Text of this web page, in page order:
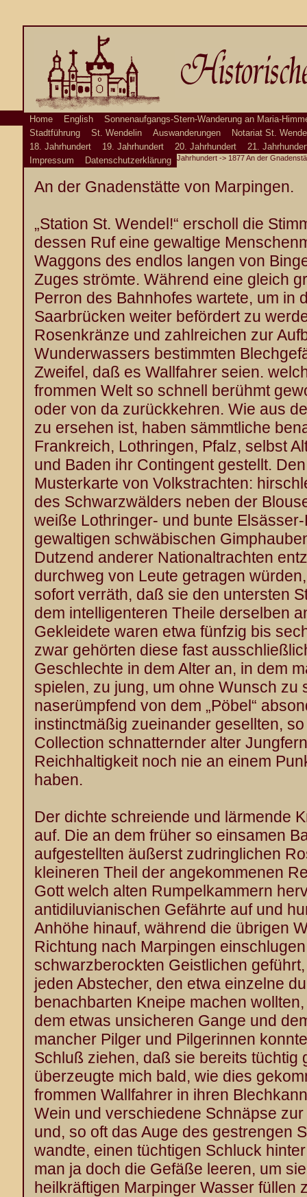
Home English
Sonnenaufgangs-Stern-Wanderung an Maria-
Stadtführung
St. Wendelin Auswanderungen
Notariat St.
18. Jahrhundert
19. Jahrhundert 20. Jahrhundert
21.
Impressum
Datenschutzerklärung Jahrhundert -> 1877 An der
An der Gnadenstätte von Marpingen.
„Station St. Wendel!“ erscholl die
dessen Ruf eine gewaltige
Waggons des endlos langen von
Zuges strömte. Während eine gleich
Perron des Bahnhofes wartete, um in
Saarbrücken weiter befördert zu
Rosenkränze und zahlreichen zur
Wunderwassers bestimmten
Zweifel, daß es Wallfahrer seien.
frommen Welt so schnell berühmt
oder von da zurückkehren. Wie aus
zu ersehen ist, haben sämmtliche
Frankreich, Lothringen, Pfalz, selbst
und Baden ihr Contingent gestellt.
Musterkarte von Volkstrachten:
des Schwarzwälders neben der
weiße Lothringer- und bunte
gewaltigen schwäbischen
Dutzend anderer Nationaltrachten
durchweg von Leute getragen
sofort verräth, daß sie den untersten
dem intelligenteren Theile derselben
Gekleidete waren etwa fünfzig bis
zwar gehörten diese fast
Geschlechte in dem Alter an, in dem
spielen, zu jung, um ohne Wunsch zu
naserümpfend von dem „Pöbel“
instinctmäßig zueinander gesellten,
Collection schnatternder alter
Reichhaltigkeit noch nie an einem
haben.
Der dichte schreiende und lärmende
auf. Die an dem früher so einsamen
aufgestellten äußerst zudringlichen
kleineren Theil der angekommenen
Gott welch alten Rumpelkammern
antidiluvianischen Gefährte auf und
Anhöhe hinauf, während die übrigen
Richtung nach Marpingen
schwarzberockten Geistlichen
jeden Abstecher, den etwa einzelne
benachbarten Kneipe machen
dem etwas unsicheren Gange und
mancher Pilger und Pilgerinnen
Schluß ziehen, daß sie bereits tüchtig
überzeugte mich bald, wie dies
frommen Wallfahrer in ihren
Wein und verschiedene Schnäpse
und, so oft das Auge des gestrengen
wandte, einen tüchtigen Schluck
man ja doch die Gefäße leeren, um
heilkräftigen Marpinger Wasser füllen